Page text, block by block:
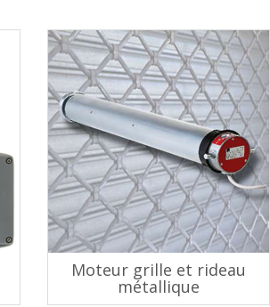
Moteur grille et rideau
métallique